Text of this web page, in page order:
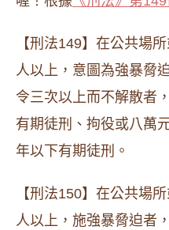
【刑法149】在公共場
人以上，意圖為強暴脅
令三次以上而不解散者
有期徒刑、拘役或八萬
年以下有期徒刑。
【刑法150】在公共場
人以上，施強暴脅迫者